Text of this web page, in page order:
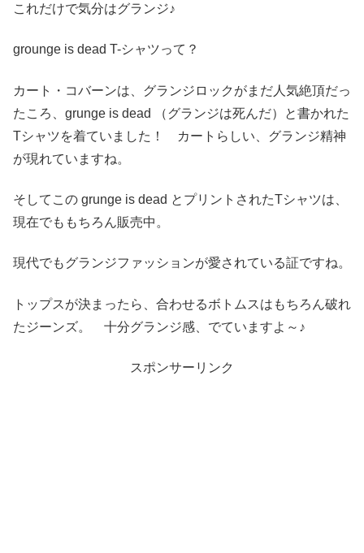
これだけで気分はグランジ♪
grounge is dead T-シャツって？
カート・コバーンは、グランジロックがまだ人気絶頂だっ
たころ、grunge is dead （グランジは死んだ）と書かれた
Tシャツを着ていました！ カートらしい、グランジ精神
が現れていますね。
そしてこの grunge is dead とプリントされたTシャツは、
現在でももちろん販売中。
現代でもグランジファッションが愛されている証ですね。
トップスが決まったら、合わせるボトムスはもちろん破れ
たジーンズ。 十分グランジ感、でていますよ～♪
スポンサーリンク